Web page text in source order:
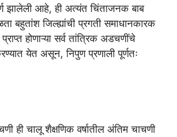
पूर्ण झालेली आहे, ही अत्यंत चिंताजनक बाब
बहुतांश जिल्ह्यांची प्रगती समाधानकारक
होणाऱ्या सर्व तांत्रिक अडचणींचे
येत असून, निपुण प्रणाली पूर्णतः
ही चालू शैक्षणिक वर्षातील अंतिम चाचणी